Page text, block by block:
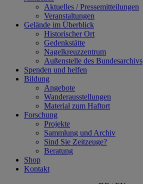
Aktuelles / Pressemitteilungen
Veranstaltungen
Gelände im Überblick
Historischer Ort
Gedenkstätte
Nagelkreuzzentrum
Außenstelle des Bundesarchivs
Spenden und helfen
Bildung
Angebote
Wanderausstellungen
Material zum Haftort
Forschung
Projekte
Sammlung und Archiv
Sind Sie Zeitzeuge?
Beratung
Shop
Kontakt